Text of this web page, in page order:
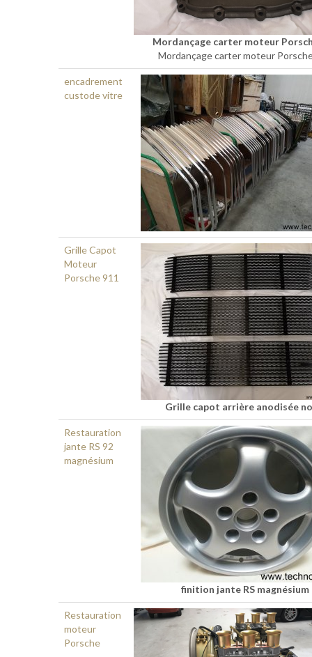
Mordançage carter moteur
Mordançage carter moteur
encadrement
custode vitre
Grille Capot
Moteur
Porsche 911
Grille capot arrière anodisée
Restauration
jante RS 92
magnésium
finition jante RS magnésium
Restauration
moteur
Porsche